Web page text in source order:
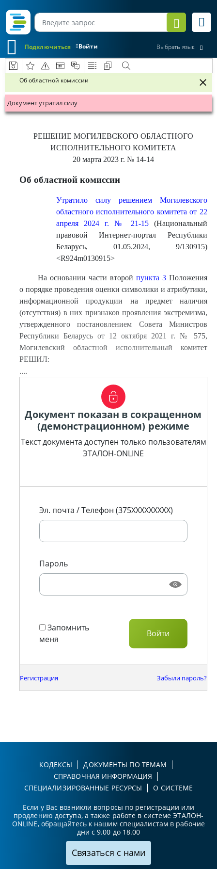
Войти
Подключиться Выбрать язык
Об областной комиссии
Документ утратил силу
РЕШЕНИЕ МОГИЛЕВСКОГО ОБЛАСТНОГО
ИСПОЛНИТЕЛЬНОГО КОМИТЕТА
20 марта 2023 г. № 14-14
Об областной комиссии
Утратило силу решением Могилевского
областного исполнительного комитета от 22
апреля 2024 г. № 21-15(Национальный
правовой Интернет-портал Республики
Беларусь, 01.05.2024, 9/130915)
<R924m0130915>
На основании части второй пункта 3Положения
о порядке проведения оценки символики и атрибутики,
информационной продукции на предмет наличия
(отсутствия) в них признаков проявления экстремизма,
утвержденного постановлением Совета Министров
Республики Беларусь от 12 октября 2021 г. № 575,
Могилевский областной исполнительный комитет
РЕШИЛ:
....
Документ показан в сокращенном
(демонстрационном) режиме
Текст документа доступен только пользователям
ЭТАЛОН-ONLINE
Эл. почта / Телефон (375XXXXXXXXX)
Пароль
Запомнить
меня
Регистрация Забыли пароль?
КОДЕКСЫ
ДОКУМЕНТЫ ПО ТЕМАМ
СПРАВОЧНАЯ ИНФОРМАЦИЯ
СПЕЦИАЛИЗИРОВАННЫЕ РЕСУРСЫ
О СИСТЕМЕ
Если у Вас возникли вопросы по регистрации или
продлению доступа, а также работе в системе ЭТАЛОН-
ONLINE, обращайтесь к нашим специалистам в рабочие
дни с 9.00 до 18.00
Связаться с нами